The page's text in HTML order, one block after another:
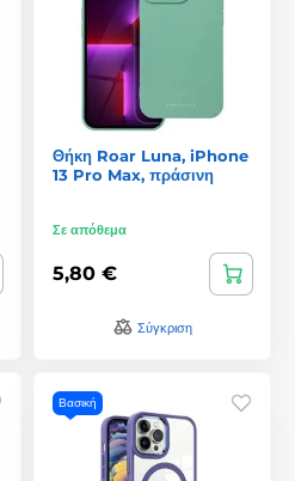
Θήκη Roar Luna, iPhone
13 Pro Max, πράσινη
Σε απόθεμα
5,80 €
Σύγκριση
Βασική